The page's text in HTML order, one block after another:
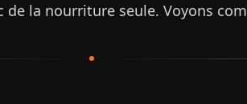
de la nourriture seule. Voyons